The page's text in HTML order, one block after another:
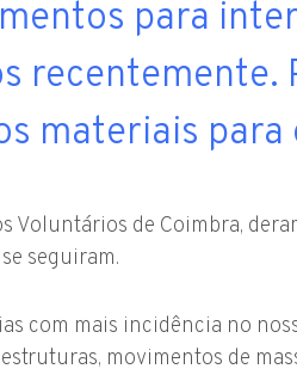
para
recentemente.
materiais para
Voluntários de Coimbra,
seguiram.
com mais incidência no
movimentos de